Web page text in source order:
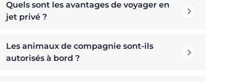
Quels sont les avantages de voyager en
jet privé ?
Les animaux de compagnie sont-ils
autorisés à bord ?